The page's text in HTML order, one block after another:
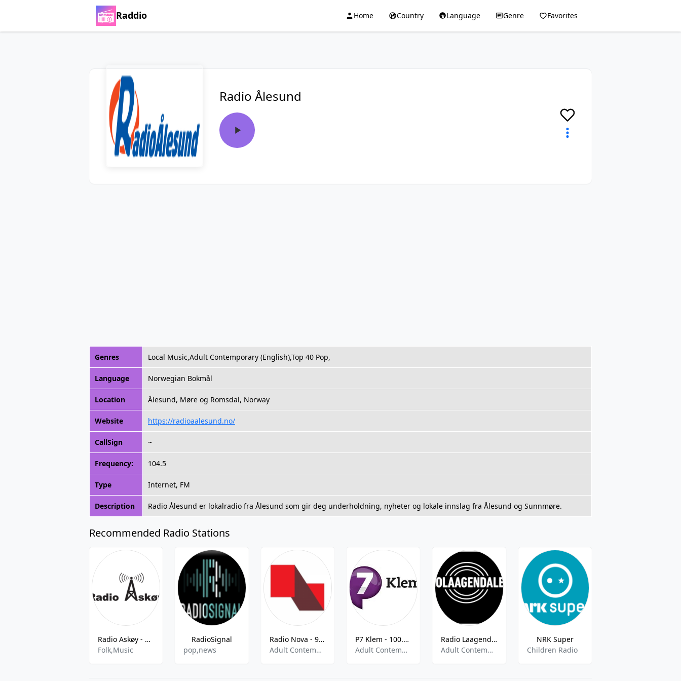
Raddio Home Country Language Genre Favorites
Radio Ålesund
Genres Local Music,Adult Contemporary (English),Top 40 Pop,
Language Norwegian Bokmål
Location Ålesund, Møre og Romsdal, Norway
Website https://radioaalesund.no/
CallSign ~
Frequency: 104.5
Type Internet, FM
Description Radio Ålesund er lokalradio fra Ålesund som gir deg underholdning, nyheter og lokale innslag fra Ålesund og Sunnmøre.
Recommended Radio Stations
Radio Askøy - 106.4 FM
Folk,Music
RadioSignal
pop,news
Radio Nova - 99.3 FM
Adult Contemporary
P7 Klem - 100.6 FM Oslo
Adult Contemporary
Radio Laagendalen
Adult Contemporary,Electic,Rock
NRK Super
Children Radio